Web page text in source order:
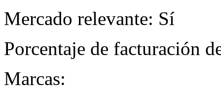
Mercado relevante: Sí
Porcentaje de facturación
Marcas: